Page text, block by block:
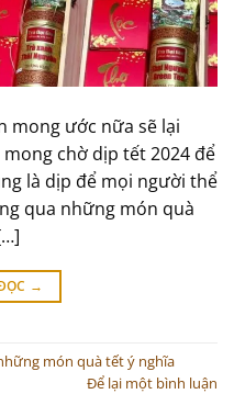
mong ước nữa sẽ lại
chờ dịp tết 2024 để
là dịp để mọi người thể
qua những món quà
→
món quà tết ý nghĩa
Để lại một bình luận